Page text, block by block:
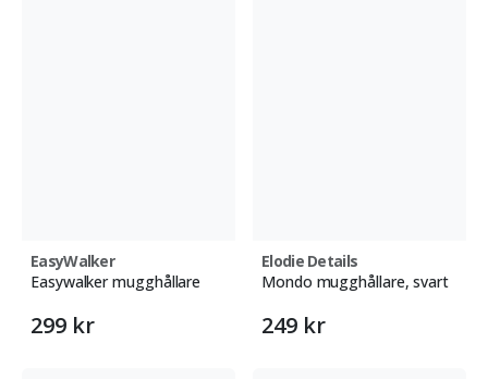
EasyWalker
Easywalker mugghållare
299 kr
Elodie Details
Mondo mugghållare, svart
249 kr